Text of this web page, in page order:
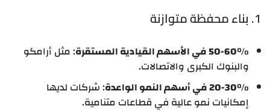
1. بناء محفظة متوازنة
50-60% في الأسهم القيادية المستقرة
: مثل أرامكو
والبنوك الكبرى والاتصالات.
20-30% في أسهم النمو الواعدة
: شركات لديها
إمكانيات نمو عالية في قطاعات متنامية.